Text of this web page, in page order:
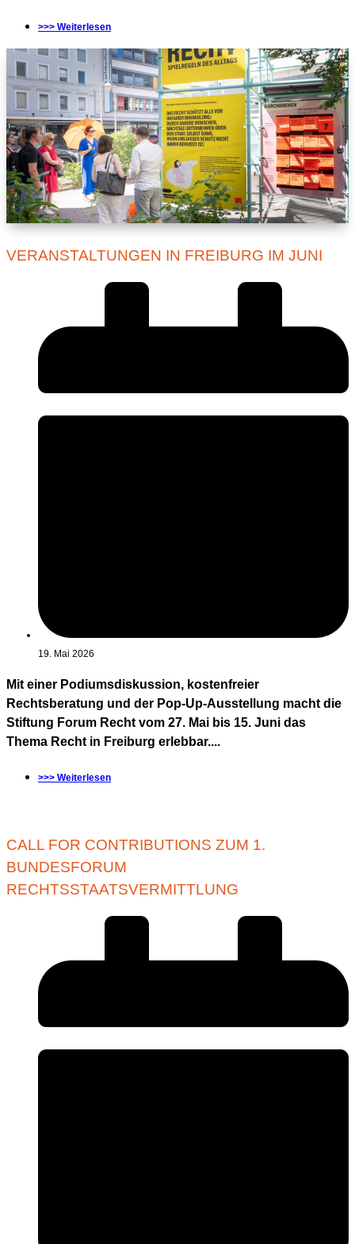
>>> Weiterlesen
VERANSTALTUNGEN IN FREIBURG IM JUNI
19. Mai 2026
Mit einer Podiumsdiskussion, kostenfreier
Rechtsberatung und der Pop-Up-Ausstellung macht die
Stiftung Forum Recht vom 27. Mai bis 15. Juni das
Thema Recht in Freiburg erlebbar....
>>> Weiterlesen
CALL FOR CONTRIBUTIONS ZUM 1.
BUNDESFORUM
RECHTSSTAATSVERMITTLUNG